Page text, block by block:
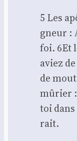
5 Les
gneur :
foi. 6Et
aviez
de
mûrier
toi
rait.